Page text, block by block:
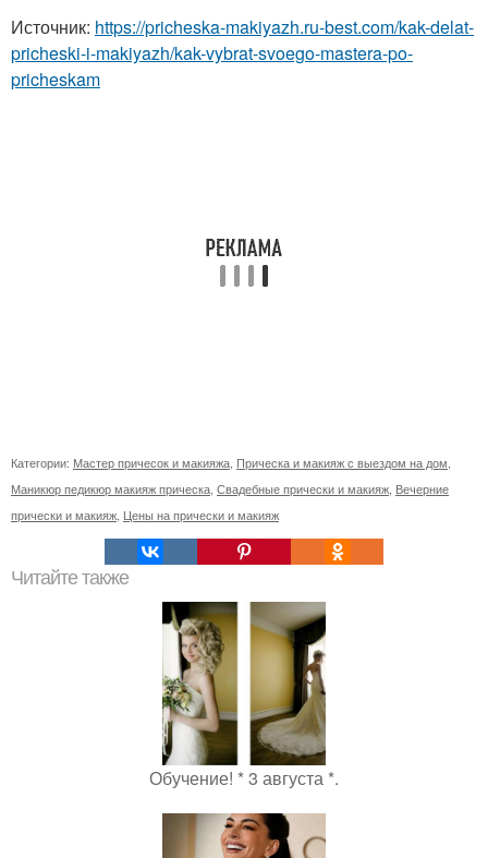
Источник: https://pricheska-makiyazh.ru-best.com/kak-delat-
pricheski-i-makiyazh/kak-vybrat-svoego-mastera-po-
pricheskam
Категории: Мастер причесок и макияжа Прическа и макияж с выездом на дом
Маникюр педикюр макияж прическа Свадебные прически и макияж Вечерние
прически и макияж Цены на прически и макияж
Читайте также
Обучение! * 3 августа *.